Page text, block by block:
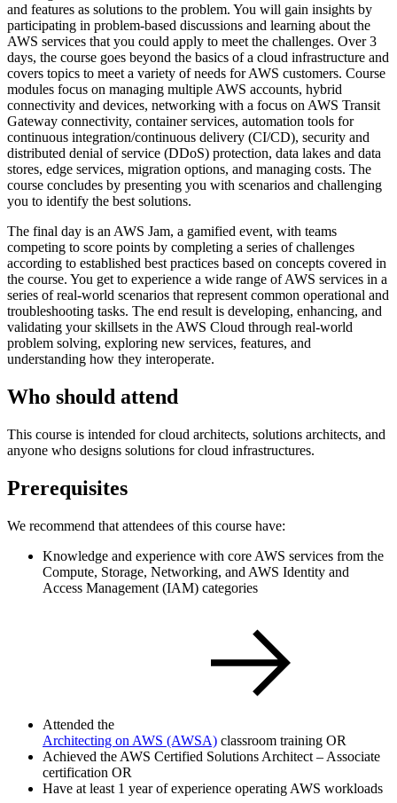
and features as solutions to the problem. You will gain insights by
participating in problem-based discussions and learning about the
AWS services that you could apply to meet the challenges. Over 3
days, the course goes beyond the basics of a cloud infrastructure and
covers topics to meet a variety of needs for AWS customers. Course
modules focus on managing multiple AWS accounts, hybrid
connectivity and devices, networking with a focus on AWS Transit
Gateway connectivity, container services, automation tools for
continuous integration/continuous delivery (CI/CD), security and
distributed denial of service (DDoS) protection, data lakes and data
stores, edge services, migration options, and managing costs. The
course concludes by presenting you with scenarios and challenging
you to identify the best solutions.
The final day is an AWS Jam, a gamified event, with teams
competing to score points by completing a series of challenges
according to established best practices based on concepts covered in
the course. You get to experience a wide range of AWS services in a
series of real-world scenarios that represent common operational and
troubleshooting tasks. The end result is developing, enhancing, and
validating your skillsets in the AWS Cloud through real-world
problem solving, exploring new services, features, and
understanding how they interoperate.
Who should attend
This course is intended for cloud architects, solutions architects, and
anyone who designs solutions for cloud infrastructures.
Prerequisites
We recommend that attendees of this course have:
Knowledge and experience with core AWS services from the
Compute, Storage, Networking, and AWS Identity and
Access Management (IAM) categories
Attended the
Architecting on AWS (AWSA) classroom training OR
Achieved the AWS Certified Solutions Architect – Associate
certification OR
Have at least 1 year of experience operating AWS workloads